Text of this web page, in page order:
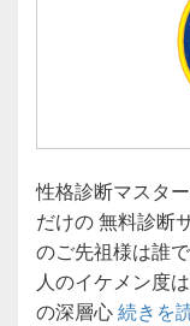
性格診断マスタ
だけの 無料診断
のご先祖様は誰
人のイケメン度
の深層心続きを